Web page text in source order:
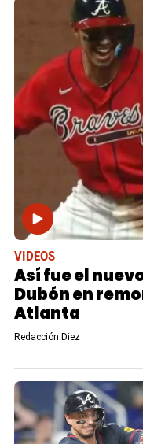
VIDEOS
Así fue el
Dubón en
Atlanta
Redacción Diez